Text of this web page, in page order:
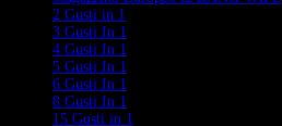
2 Gusti in 1
3 Gusti In 1
4 Gusti In 1
5 Gusti In 1
6 Gusti In 1
8 Gusti In 1
15 Gusti in 1